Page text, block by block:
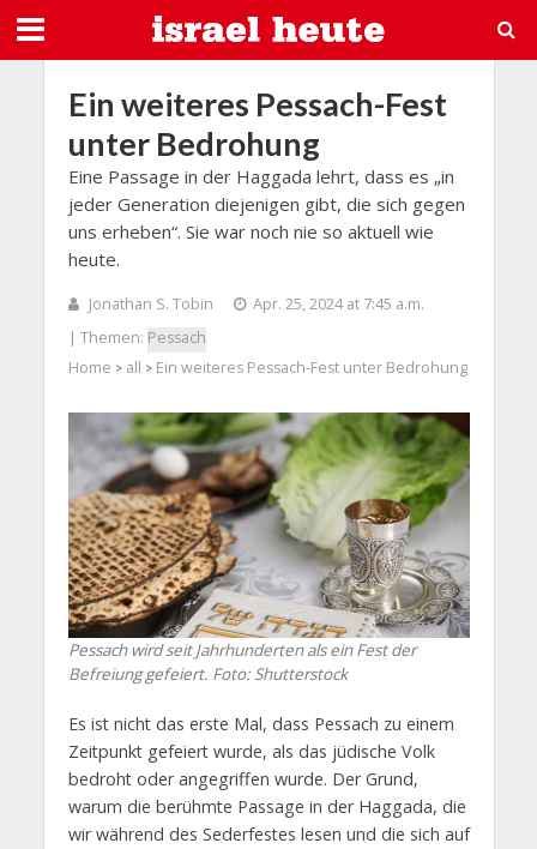
Ein weiteres Pessach-Fest
unter Bedrohung
Eine Passage in der Haggada lehrt, dass es „in
jeder Generation diejenigen gibt, die sich gegen
uns erheben“. Sie war noch nie so aktuell wie
heute.
Jonathan S. Tobin
Apr. 25, 2024 at 7:45 a.m.
| Themen: Pessach
Home > all > Ein weiteres Pessach-Fest unter Bedrohung
Pessach wird seit Jahrhunderten als ein Fest der
Befreiung gefeiert. Foto: Shutterstock
Es ist nicht das erste Mal, dass Pessach zu einem
Zeitpunkt gefeiert wurde, als das jüdische Volk
bedroht oder angegriffen wurde. Der Grund,
warum die berühmte Passage in der Haggada, die
wir während des Sederfestes lesen und die sich auf